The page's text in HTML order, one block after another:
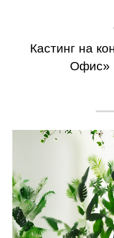
Кастинг на
Офис»